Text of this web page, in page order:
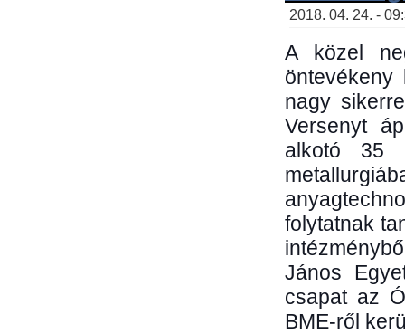
2018. 04. 24. -
A közel
nagy
Versenyt
alkotó 35
folytatnak
János
csapat az
BME-ről